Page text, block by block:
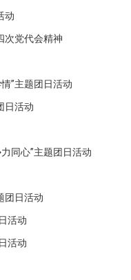
动
次党代会精神
”主题团日活动
日活动
同心”主题团日活动
团日活动
活动
活动